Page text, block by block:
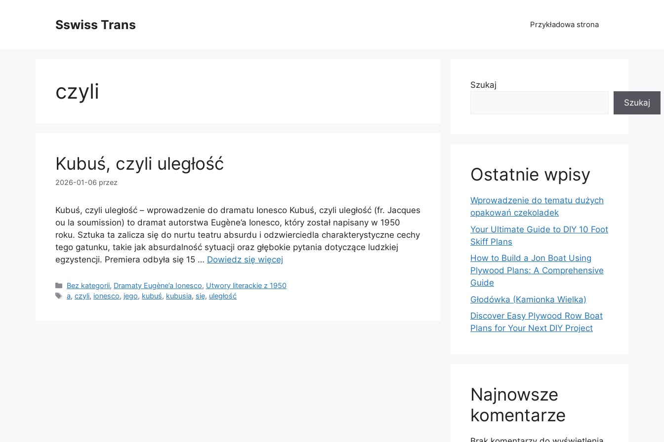
Sswiss Trans Przykładowa strona
czyli
Kubuś, czyli uległość
2026-01-06 przez
Kubuś, czyli uległość – wprowadzenie do dramatu Ionesco Kubuś, czyli uległość (fr. Jacques
ou la soumission) to dramat autorstwa Eugène’a Ionesco, który został napisany w 1950
roku. Sztuka ta zalicza się do nurtu teatru absurdu i odzwierciedla charakterystyczne cechy
tego gatunku, takie jak absurdalność sytuacji oraz głębokie pytania dotyczące ludzkiej
egzystencji. Premiera odbyła się 15 … Dowiedz się więcej
Kategorie
Bez kategorii, Dramaty Eugène’a Ionesco, Utwory literackie z 1950
Tagi
a,czyli, ionesco, jego, kubuś, kubusia, się, uległość
Szukaj
Szukaj
Ostatnie wpisy
Wprowadzenie do tematu dużych
opakowań czekoladek
Your Ultimate Guide to DIY 10 Foot
Skiff Plans
How to Build a Jon Boat Using
Plywood Plans: A Comprehensive
Guide
Głodówka (Kamionka Wielka)
Discover Easy Plywood Row Boat
Plans for Your Next DIY Project
Najnowsze
komentarze